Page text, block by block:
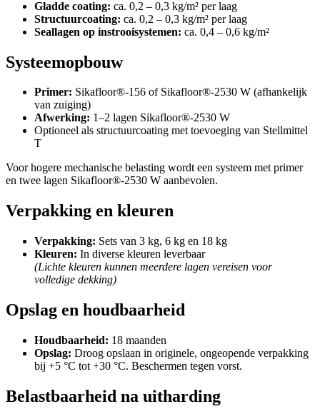
Gladde coating: ca. 0,2 – 0,3 kg/m² per laag
Structuurcoating: ca. 0,2 – 0,3 kg/m² per laag
Seallagen op instrooisystemen: ca. 0,4 – 0,6 kg/m²
Systeemopbouw
Primer: Sikafloor®-156 of Sikafloor®-2530 W (afhankelijk
van zuiging)
Afwerking: 1–2 lagen Sikafloor®-2530 W
Optioneel als structuurcoating met toevoeging van Stellmittel
T
Voor hogere mechanische belasting wordt een systeem met primer
en twee lagen Sikafloor®-2530 W aanbevolen.
Verpakking en kleuren
Verpakking: Sets van 3 kg, 6 kg en 18 kg
Kleuren: In diverse kleuren leverbaar
(Lichte kleuren kunnen meerdere lagen vereisen voor
volledige dekking)
Opslag en houdbaarheid
Houdbaarheid: 18 maanden
Opslag: Droog opslaan in originele, ongeopende verpakking
bij +5 °C tot +30 °C. Beschermen tegen vorst.
Belastbaarheid na uitharding